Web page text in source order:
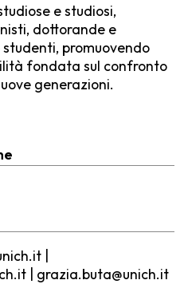
e studiosi,
dottorande e
promuovendo
fondata sul confronto
generazioni.
|
| grazia.buta@unich.it